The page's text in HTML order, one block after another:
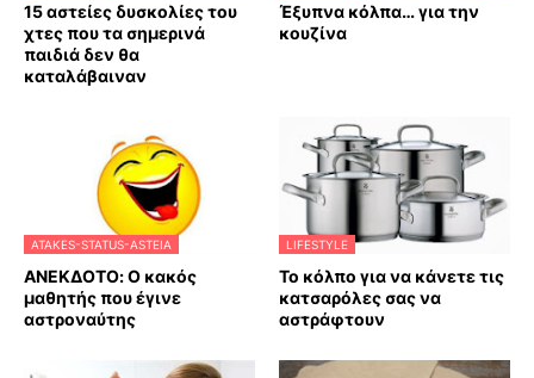
15 αστείες δυσκολίες του
χτες που τα σημερινά
παιδιά δεν θα
καταλάβαιναν
Έξυπνα κόλπα… για την
κουζίνα
ATAKES-STATUS-ASTEIA
ΑΝΕΚΔΟΤΟ: Ο κακός
μαθητής που έγινε
αστροναύτης
LIFESTYLE
Το κόλπο για να κάνετε τις
κατσαρόλες σας να
αστράφτουν